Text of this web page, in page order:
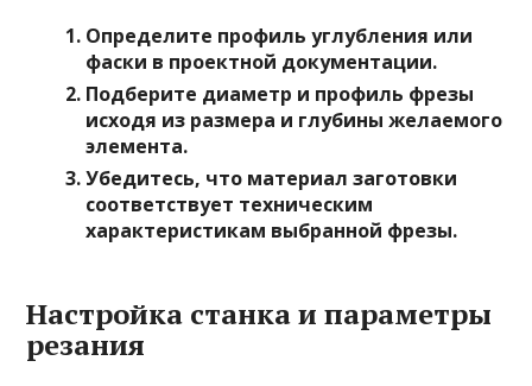
Определите профиль углубления или
фаски в проектной документации.
Подберите диаметр и профиль фрезы
исходя из размера и глубины желаемого
элемента.
Убедитесь, что материал заготовки
соответствует техническим
характеристикам выбранной фрезы.
Настройка станка и параметры
резания